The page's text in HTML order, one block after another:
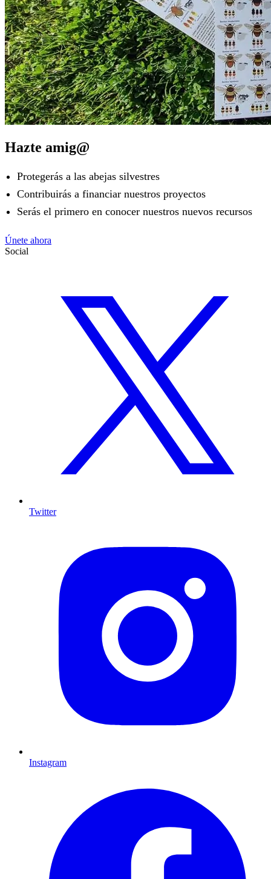
Hazte amig@
Protegerás a las abejas silvestres
Contribuirás a financiar nuestros proyectos
Serás el primero en conocer nuestros nuevos recursos
Únete ahora
Social
Twitter
Instagram